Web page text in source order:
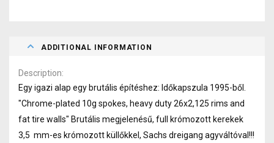
ADDITIONAL INFORMATION
Description
Egy igazi alap egy brutális építéshez: Időkapszula 1995-ből.
"Chrome-plated 10g spokes, heavy duty 26x2,125 rims and
fat tire walls" Brutális megjelenésű, full krómozott kerekek
3,5 mm-es krómozott küllőkkel, Sachs dreigang agyváltóval!!!